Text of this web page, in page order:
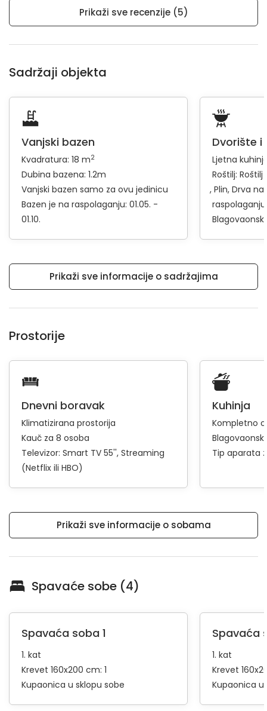
Prikaži sve recenzije (5)
Sadržaji objekta
Vanjski bazen
Kvadratura: 18 m2
Dubina bazena: 1.2m
Vanjski bazen samo za ovu jedinicu
Bazen je na raspolaganju: 01.05. -
01.10.
Dvorište i
Ljetna
Roštilj: Roštilj
Plin Drva na
raspolaganju
Prikaži sve informacije o sadržajima
Prostorije
Dnevni boravak
Klimatizirana prostorija
Kauč za 8 osoba
Televizor: Smart TV 55'' Streaming
(Netflix ili HBO)
Kuhinja
Kompletno
Tip aparata
Prikaži sve informacije o sobama
Spavaće sobe (4)
Spavaća soba 1
1. kat
Krevet 160x200 cm: 1
Kupaonica u sklopu sobe
Spavaća
1. kat
Krevet
Kupaonica u